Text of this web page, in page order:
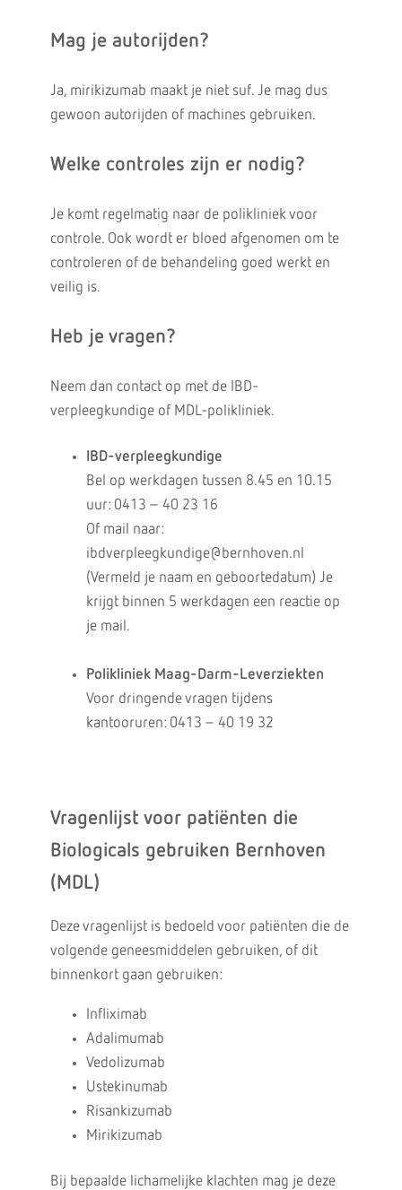
Mag je autorijden?
Ja, mirikizumab maakt je niet suf. Je mag dus
gewoon autorijden of machines gebruiken.
Welke controles zijn er nodig?
Je komt regelmatig naar de polikliniek voor
controle. Ook wordt er bloed afgenomen om te
controleren of de behandeling goed werkt en
veilig is.
Heb je vragen?
Neem dan contact op met de IBD-
verpleegkundige of MDL-polikliniek.
IBD-verpleegkundige
Bel op werkdagen tussen 8.45 en 10.15
uur: 0413 – 40 23 16
Of mail naar:
ibdverpleegkundige@bernhoven.nl
(Vermeld je naam en geboortedatum) Je
krijgt binnen 5 werkdagen een reactie op
je mail.
Polikliniek Maag-Darm-Leverziekten
Voor dringende vragen tijdens
kantooruren: 0413 – 40 19 32
Vragenlijst voor patiënten die
Biologicals gebruiken Bernhoven
(MDL)
Deze vragenlijst is bedoeld voor patiënten die de
volgende geneesmiddelen gebruiken, of dit
binnenkort gaan gebruiken:
Infliximab
Adalimumab
Vedolizumab
Ustekinumab
Risankizumab
Mirikizumab
Bij bepaalde lichamelijke klachten mag je deze